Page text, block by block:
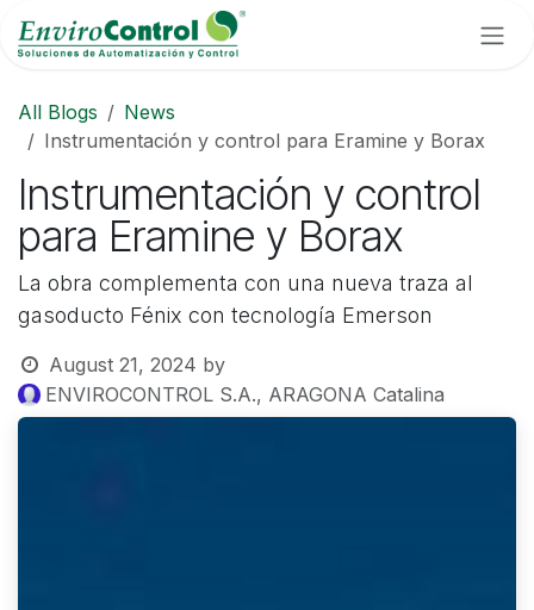
Skip to Content
All Blogs
News
Instrumentación y control para Eramine y Borax
Instrumentación y control
para Eramine y Borax
La obra complementa con una nueva traza al
gasoducto Fénix con tecnología Emerson
August 21, 2024 by
ENVIROCONTROL S.A., ARAGONA Catalina